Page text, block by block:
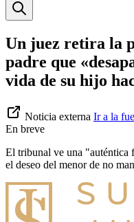
Un juez retira la
padre que
vida de su hijo
Noticia externa Ir a la
En breve
El tribunal ve una "auténtica
el deseo del menor de no